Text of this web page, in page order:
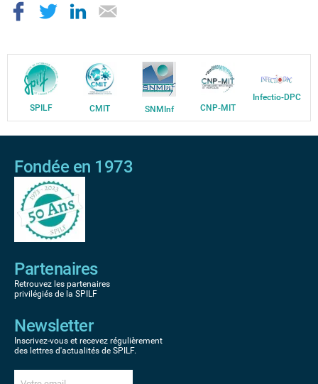
SPILF CMIT SNMInf CNP-MIT
Infectio-DPC
Fondée en 1973
Partenaires
Retrouvez les partenaires
privilégiés de la SPILF
Newsletter
Inscrivez-vous et recevez régulièrement
des lettres d'actualités de SPILF.